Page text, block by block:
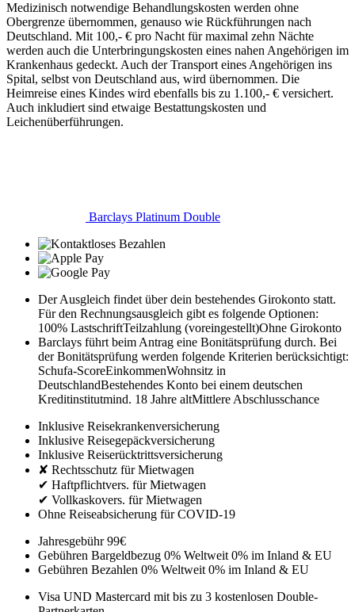
Medizinisch notwendige Behandlungskosten werden ohne
Obergrenze übernommen, genauso wie Rückführungen nach
Deutschland. Mit 100,- € pro Nacht für maximal zehn Nächte
werden auch die Unterbringungskosten eines nahen Angehörigen im
Krankenhaus gedeckt. Auch der Transport eines Angehörigen ins
Spital, selbst von Deutschland aus, wird übernommen. Die
Heimreise eines Kindes wird ebenfalls bis zu 1.100,- € versichert.
Auch inkludiert sind etwaige Bestattungskosten und
Leichenüberführungen.
Barclays Platinum Double
Der Ausgleich findet über dein bestehendes Girokonto statt.
Für den Rechnungsausgleich gibt es folgende Optionen:
100% LastschriftTeilzahlung (voreingestellt)Ohne Girokonto
Barclays führt beim Antrag eine Bonitätsprüfung durch. Bei
der Bonitätsprüfung werden folgende Kriterien berücksichtigt:
Schufa-ScoreEinkommenWohnsitz in
DeutschlandBestehendes Konto bei einem deutschen
Kreditinstitutmind. 18 Jahre altMittlere Abschlusschance
Inklusive Reisekrankenversicherung
Inklusive Reisegepäckversicherung
Inklusive Reiserücktrittsversicherung
✘ Rechtsschutz für Mietwagen
✔ Haftpflichtvers. für Mietwagen
✔ Vollkaskovers. für Mietwagen
Ohne Reiseabsicherung für COVID-19
Jahresgebühr 99€
Gebühren Bargeldbezug 0% Weltweit0% im Inland & EU
Gebühren Bezahlen 0% Weltweit0% im Inland & EU
Visa UND Mastercard mit bis zu 3 kostenlosen Double-